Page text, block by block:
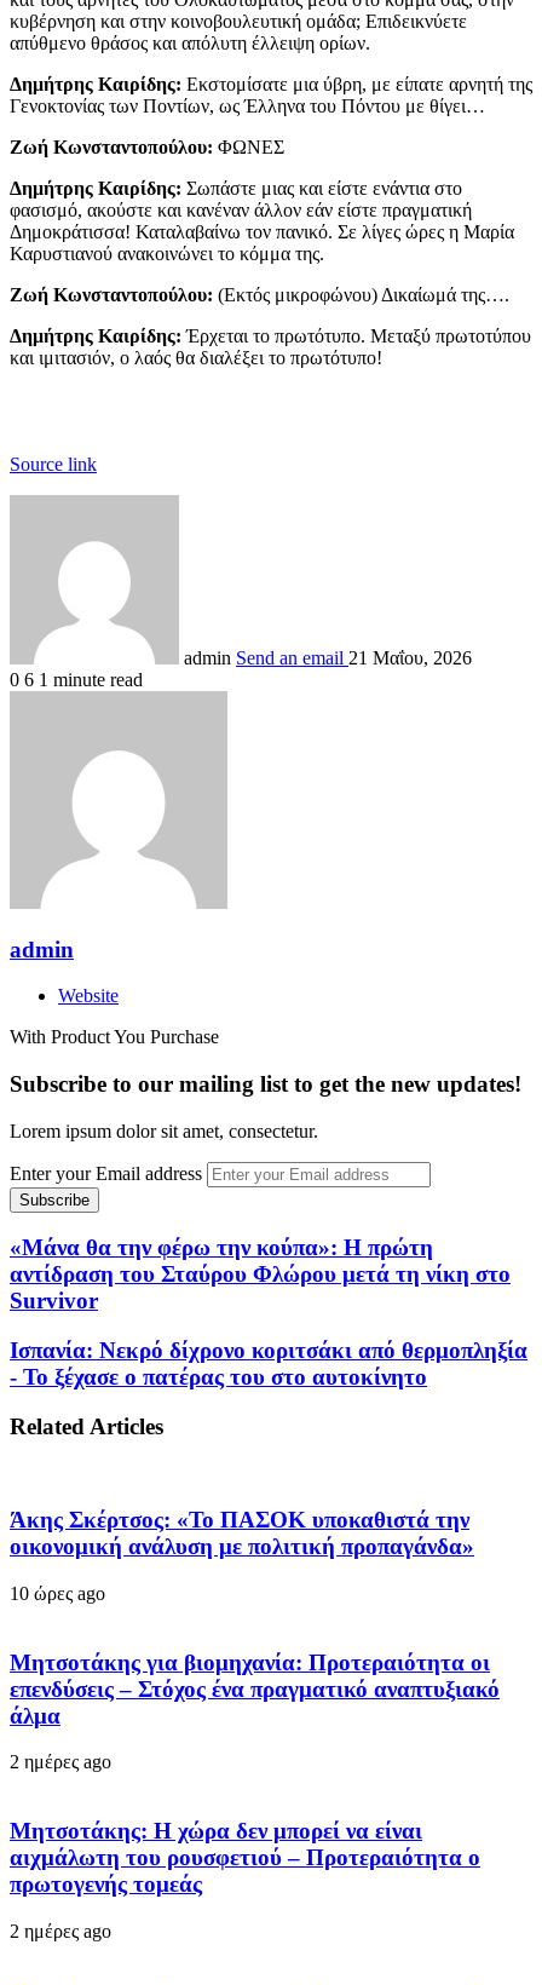
κυβέρνηση και στην κοινοβουλευτική ομάδα; Επιδεικνύετε
απύθμενο θράσος και απόλυτη έλλειψη ορίων.
Δημήτρης Καιρίδης: Εκστομίσατε μια ύβρη, με είπατε αρνητή της
Γενοκτονίας των Ποντίων, ως Έλληνα του Πόντου με θίγει…
Ζωή Κωνσταντοπούλου: ΦΩΝΕΣ
Δημήτρης Καιρίδης: Σωπάστε μιας και είστε ενάντια στο
φασισμό, ακούστε και κανέναν άλλον εάν είστε πραγματική
Δημοκράτισσα! Καταλαβαίνω τον πανικό. Σε λίγες ώρες η Μαρία
Καρυστιανού ανακοινώνει το κόμμα της.
Ζωή Κωνσταντοπούλου: (Εκτός μικροφώνου) Δικαίωμά της….
Δημήτρης Καιρίδης: Έρχεται το πρωτότυπο. Μεταξύ πρωτοτύπου
και ιμιτασιόν, ο λαός θα διαλέξει το πρωτότυπο!
Source link
admin Send an email 21 Μαΐου, 2026
0 6 1 minute read
admin
Website
With Product You Purchase
Subscribe to our mailing list to get the new updates!
Lorem ipsum dolor sit amet, consectetur.
Enter your Email address
«Μάνα θα την φέρω την κούπα»: Η πρώτη
αντίδραση του Σταύρου Φλώρου μετά τη νίκη στο
Survivor
Ισπανία: Νεκρό δίχρονο κοριτσάκι από θερμοπληξία
- Το ξέχασε ο πατέρας του στο αυτοκίνητο
Related Articles
Άκης Σκέρτσος: «Το ΠΑΣΟΚ υποκαθιστά την
οικονομική ανάλυση με πολιτική προπαγάνδα»
10 ώρες ago
Μητσοτάκης για βιομηχανία: Προτεραιότητα οι
επενδύσεις – Στόχος ένα πραγματικό αναπτυξιακό
άλμα
2 ημέρες ago
Μητσοτάκης: Η χώρα δεν μπορεί να είναι
αιχμάλωτη του ρουσφετιού – Προτεραιότητα ο
πρωτογενής τομεάς
2 ημέρες ago